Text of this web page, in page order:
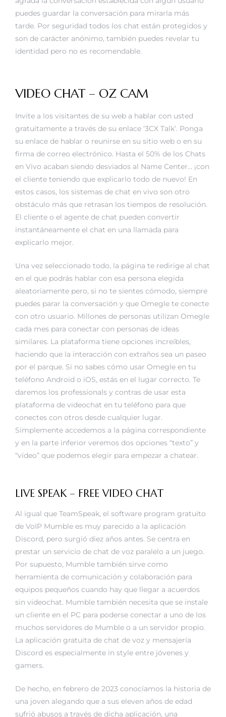
puedes guardar la conversación para mirarla más
tarde. Por seguridad todos los chat están protegidos y
son de carácter anónimo, también puedes revelar tu
identidad pero no es recomendable.
VIDEO CHAT – OZ CAM
Invite a los visitantes de su web a hablar con usted
gratuitamente a través de su enlace ‘3CX Talk’. Ponga
su enlace de hablar o reunirse en su sitio web o en su
firma de correo electrónico. Hasta el 50% de los Chats
en Vivo acaban siendo desviados al Name Center… ¡con
el cliente teniendo que explicarlo todo de nuevo! En
estos casos, los sistemas de chat en vivo son otro
obstáculo más que retrasan los tiempos de resolución.
El cliente o el agente de chat pueden convertir
instantáneamente el chat en una llamada para
explicarlo mejor.
Una vez seleccionado todo, la página te redirige al chat
en el que podrás hablar con esa persona elegida
aleatoriamente pero, si no te sientes cómodo, siempre
puedes parar la conversación y que Omegle te conecte
con otro usuario. Millones de personas utilizan Omegle
cada mes para conectar con personas de ideas
similares. La plataforma tiene opciones increíbles,
haciendo que la interacción con extraños sea un paseo
por el parque. Si no sabes cómo usar Omegle en tu
teléfono Android o iOS, estás en el lugar correcto. Te
daremos los professionals y contras de usar esta
plataforma de videochat en tu teléfono para que
conectes con otros desde cualquier lugar.
Simplemente accedemos a la página correspondiente
y en la parte inferior veremos dos opciones “texto” y
“vídeo” que podemos elegir para empezar a chatear.
LIVE SPEAK – FREE VIDEO CHAT
Al igual que TeamSpeak, el software program gratuito
de VoIP Mumble es muy parecido a la aplicación
Discord, pero surgió diez años antes. Se centra en
prestar un servicio de chat de voz paralelo a un juego.
Por supuesto, Mumble también sirve como
herramienta de comunicación y colaboración para
equipos pequeños cuando hay que llegar a acuerdos
sin videochat. Mumble también necesita que se instale
un cliente en el PC para poderse conectar a uno de los
muchos servidores de Mumble o a un servidor propio.
La aplicación gratuita de chat de voz y mensajería
Discord es especialmente in style entre jóvenes y
gamers.
De hecho, en febrero de 2023 conocíamos la historia de
una joven alegando que a sus eleven años de edad
sufrió abusos a través de dicha aplicación, una